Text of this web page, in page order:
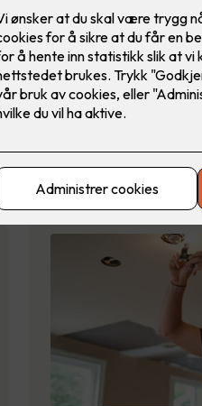
Utendørs belysning